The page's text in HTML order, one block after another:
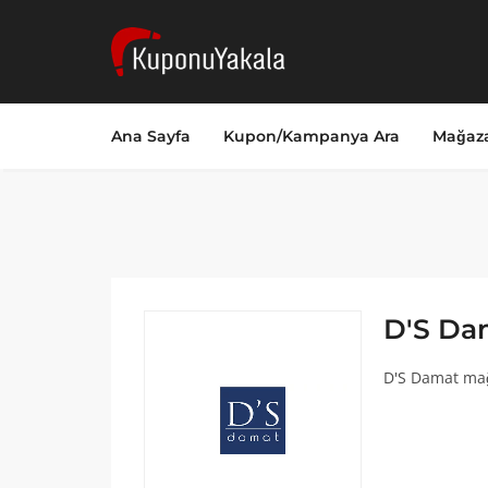
Ana Sayfa Kupon/Kampanya Ara
D'S
D'S Damat